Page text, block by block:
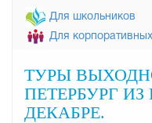
Для школьников
Для
ТУРЫ
ПЕТЕРБУРГ
ДЕКАБРЕ.